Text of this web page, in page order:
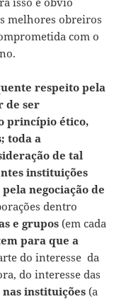
melhores obreiros
com o
respeito pela
de ser
princípio ético,
toda a
de tal
instituições
negociação de
dentro
e grupos(em cada
para que a
do interesse da
do interesse das
instituições(a